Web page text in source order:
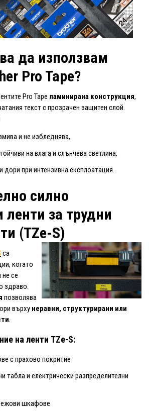
да използвам
Pro Tape?
Pro Tape ламинирана конструкция,
текст с прозрачен защитен слой.
и не избледнява,
на влага и слънчева светлина,
дори при интензивна експлоатация.
силно
за трудни
(TZe-S)
са
когато
не се
здраво.
позволява
върху неравни, структурирани или
.
на ленти TZe-S:
с прахово покритие
табла и електрически разпределителни
шкафове